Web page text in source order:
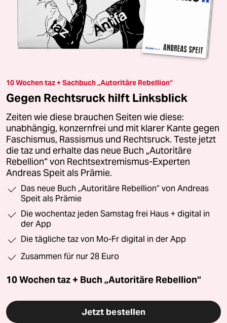
10 Wochen taz + Sachbuch „Autoritäre Rebellion“
Gegen Rechtsruck hilft Linksblick
Zeiten wie diese brauchen Seiten wie diese:
unabhängig, konzernfrei und mit klarer Kante gegen
Faschismus, Rassismus und Rechtsruck. Teste jetzt
die taz und erhalte das neue Buch „Autoritäre
Rebellion“ von Rechtsextremismus-Experten
Andreas Speit als Prämie.
Das neue Buch „Autoritäre Rebellion“ von Andreas
Speit als Prämie
Die wochentaz jeden Samstag frei Haus + digital in
der App
Die tägliche taz von Mo-Fr digital in der App
Zusammen für nur 28 Euro
10 Wochen taz + Buch „Autoritäre Rebellion“
Jetzt bestellen